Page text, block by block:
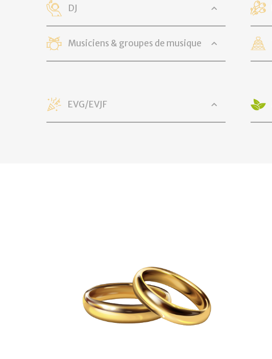
DJ
Musiciens & groupes de musique
EVG/EVJF